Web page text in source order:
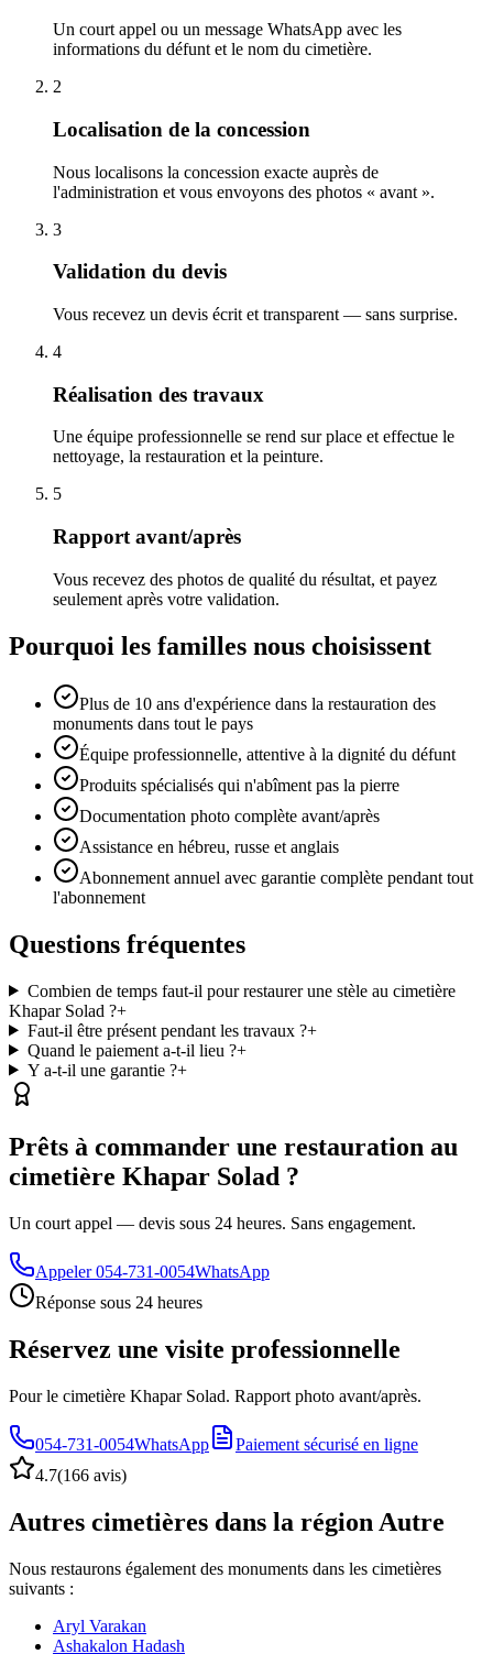
Un court appel ou un message WhatsApp avec les
informations du défunt et le nom du cimetière.
2
Localisation de la concession
Nous localisons la concession exacte auprès de
l'administration et vous envoyons des photos « avant ».
3
Validation du devis
Vous recevez un devis écrit et transparent — sans surprise.
4
Réalisation des travaux
Une équipe professionnelle se rend sur place et effectue le
nettoyage, la restauration et la peinture.
5
Rapport avant/après
Vous recevez des photos de qualité du résultat, et payez
seulement après votre validation.
Pourquoi les familles nous choisissent
Plus de 10 ans d'expérience dans la restauration des
monuments dans tout le pays
Équipe professionnelle, attentive à la dignité du défunt
Produits spécialisés qui n'abîment pas la pierre
Documentation photo complète avant/après
Assistance en hébreu, russe et anglais
Abonnement annuel avec garantie complète pendant tout
l'abonnement
Questions fréquentes
Combien de temps faut-il pour restaurer une stèle au cimetière
Khapar Solad ?+
Faut-il être présent pendant les travaux ?+
Quand le paiement a-t-il lieu ?+
Y a-t-il une garantie ?+
Prêts à commander une restauration au
cimetière Khapar Solad ?
Un court appel — devis sous 24 heures. Sans engagement.
Appeler 054-731-0054WhatsApp
Réponse sous 24 heures
Réservez une visite professionnelle
Pour le cimetière Khapar Solad. Rapport photo avant/après.
054-731-0054WhatsApp
Paiement sécurisé en ligne
4.7(166 avis)
Autres cimetières dans la région Autre
Nous restaurons également des monuments dans les cimetières
suivants :
Aryl Varakan
Ashakalon Hadash